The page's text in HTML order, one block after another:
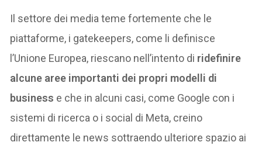
Il settore dei media teme fortemente che le
piattaforme, i gatekeepers, come li definisce
l’Unione Europea, riescano nell’intento di ridefinire
alcune aree importanti dei propri modelli di
business e che in alcuni casi, come Google con i
sistemi di ricerca o i social di Meta, creino
direttamente le news sottraendo ulteriore spazio ai